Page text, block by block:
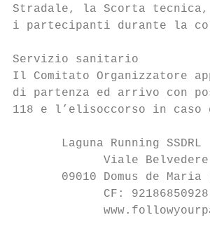
Stradale, la Scorta tecnica,
i partecipanti durante la
Servizio sanitario
Il Comitato Organizzatore
di partenza ed arrivo con
118 e l’elisoccorso in
       Laguna Running SSDRL
Viale Belvedere
09010 Domus de Maria
CF: